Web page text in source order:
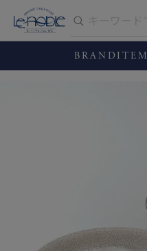
BRANDITEM